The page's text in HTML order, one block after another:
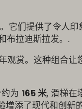
它们提供了令人印
布拉迪斯拉发。.
观赏。这种组合让
为 165 米, 滑梯在
添了现代和创新